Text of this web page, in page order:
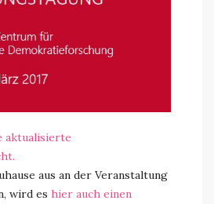
aktualisierte
aus an der Veranstaltung
wird es hier auch einen